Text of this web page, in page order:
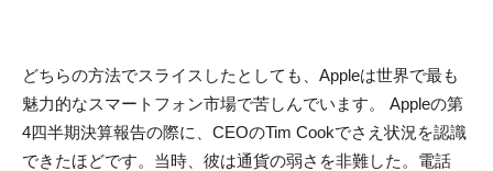
どちらの方法でスライスしたとしても、Appleは世界で最も
魅力的なスマートフォン市場で苦しんでいます。 Appleの第
4四半期決算報告の際に、CEOのTim Cookでさえ状況を認識
できたほどです。当時、彼は通貨の弱さを非難した。電話